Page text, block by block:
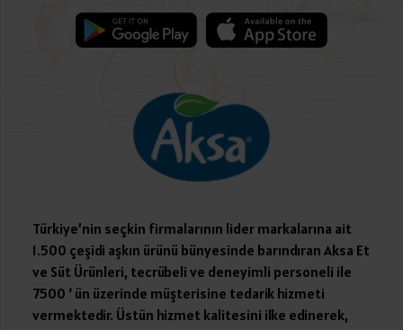
Türkiye’nin seçkin firmalarının lider markalarına ait
1.500 çeşidi aşkın ürünü bünyesinde barındıran Aksa Et
ve Süt Ürünleri, tecrübeli ve deneyimli personeli ile
7500 ‘ ün üzerinde müşterisine tedarik hizmeti
vermektedir. Üstün hizmet kalitesini ilke edinerek,